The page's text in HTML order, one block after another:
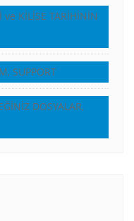
ve KİLİSE TARİHİNİN
SUPPORT
DOSYALAR,